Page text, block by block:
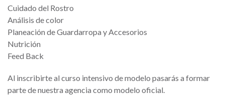
Cuidado del Rostro
Análisis de color
Planeación de Guardarropa y Accesorios
Nutrición
Feed Back
Al inscribirte al curso intensivo de modelo pasarás a formar
parte de nuestra agencia como modelo oficial.